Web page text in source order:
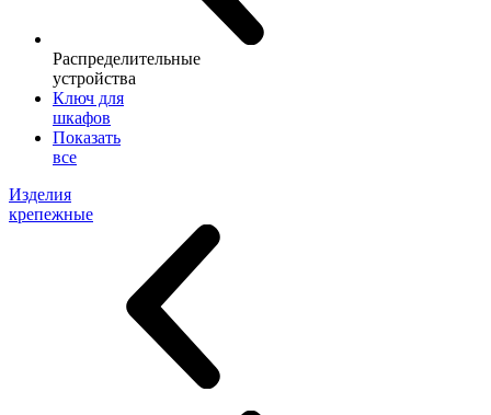
Распределительные
устройства
Ключ для
шкафов
Показать
все
Изделия
крепежные